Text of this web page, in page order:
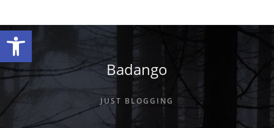
Werkzeugleiste öffnen
Inhalt
springen
Badango
JUST BLOGGING